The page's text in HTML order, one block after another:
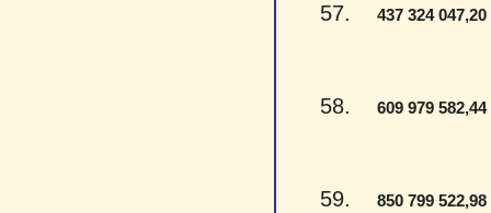
57. 437 324 047,20
58. 609 979 582,44
59. 850 799 522,98